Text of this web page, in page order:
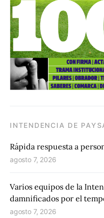
INTENDENCIA DE
Rápida respuesta a
agosto 7, 2026
Varios equipos de la
damnificados por el
agosto 7, 2026